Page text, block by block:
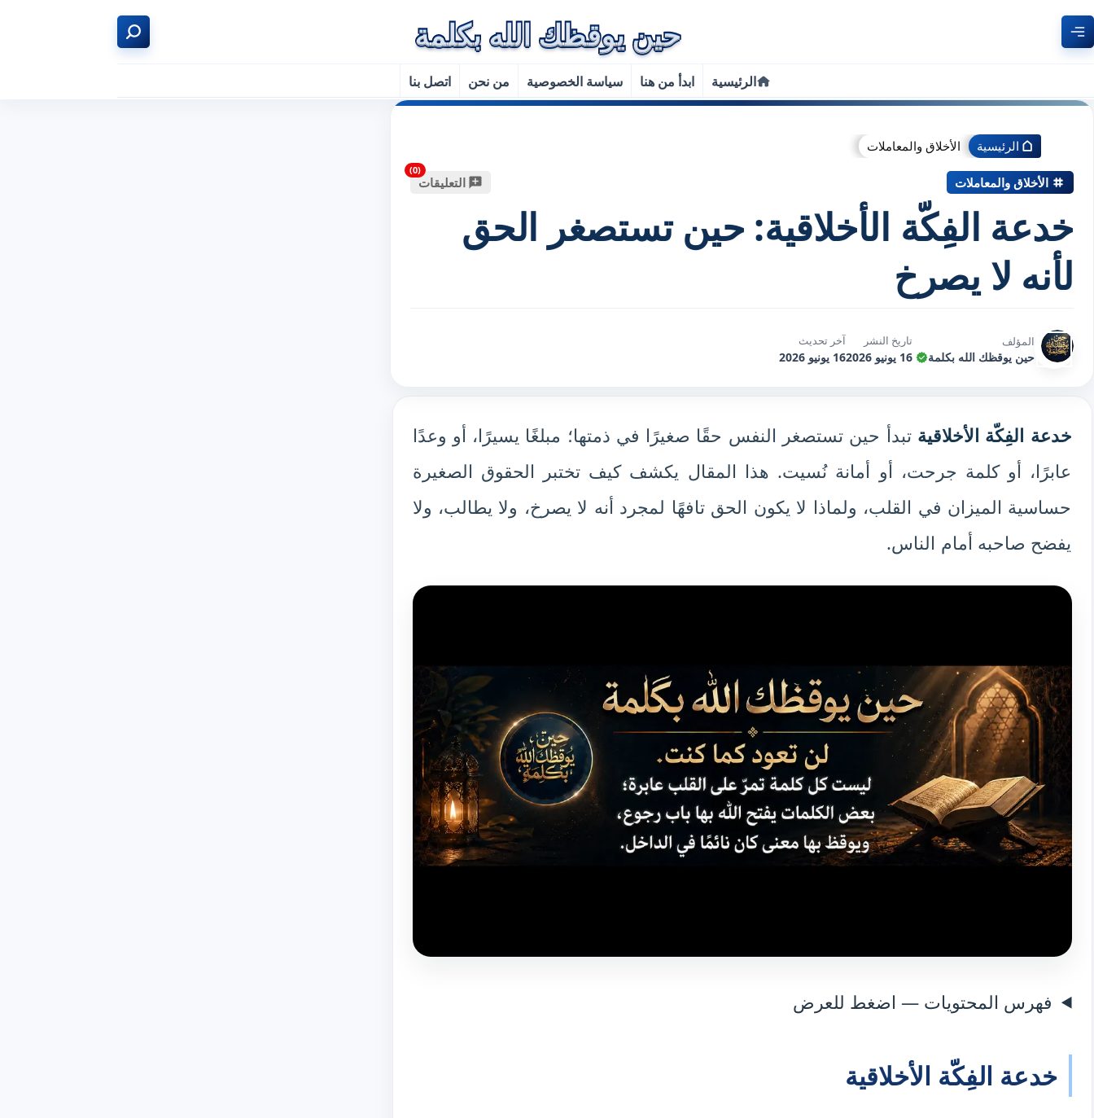
الرئيسية ابدأ من هنا سياسة الخصوصية من نحن اتصل بنا
الرئيسية الأخلاق والمعاملات
الأخلاق والمعاملات التعليقات
خدعة الفِكّة الأخلاقية: حين تستصغر الحق
لأنه لا يصرخ
المؤلف
حين يوقظك الله بكلمة
تاريخ النشر
16 يونيو 2026
آخر تحديث
16 يونيو 2026
خدعة الفِكّة الأخلاقية تبدأ حين تستصغر النفس حقًا صغيرًا في ذمتها؛ مبلغًا يسيرًا، أو وعدًا
عابرًا، أو كلمة جرحت، أو أمانة نُسيت. هذا المقال يكشف كيف تختبر الحقوق الصغيرة
حساسية الميزان في القلب، ولماذا لا يكون الحق تافهًا لمجرد أنه لا يصرخ، ولا يطالب، ولا
يفضح صاحبه أمام الناس.
فهرس المحتويات — اضغط للعرض
خدعة الفِكّة الأخلاقية